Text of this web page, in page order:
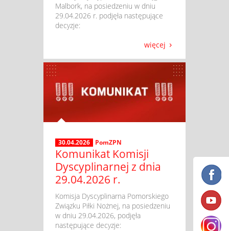
Malbork, na posiedzeniu w dniu
29.04.2026 r. podjęła następujące
decyzje:
więcej
30.04.2026 PomZPN
Komunikat Komisji
Dyscyplinarnej z dnia
29.04.2026 r.
​ Komisja Dyscyplinarna Pomorskiego
Związku Piłki Nożnej, na posiedzeniu
w dniu 29.04.2026, podjęła
następujące decyzje: